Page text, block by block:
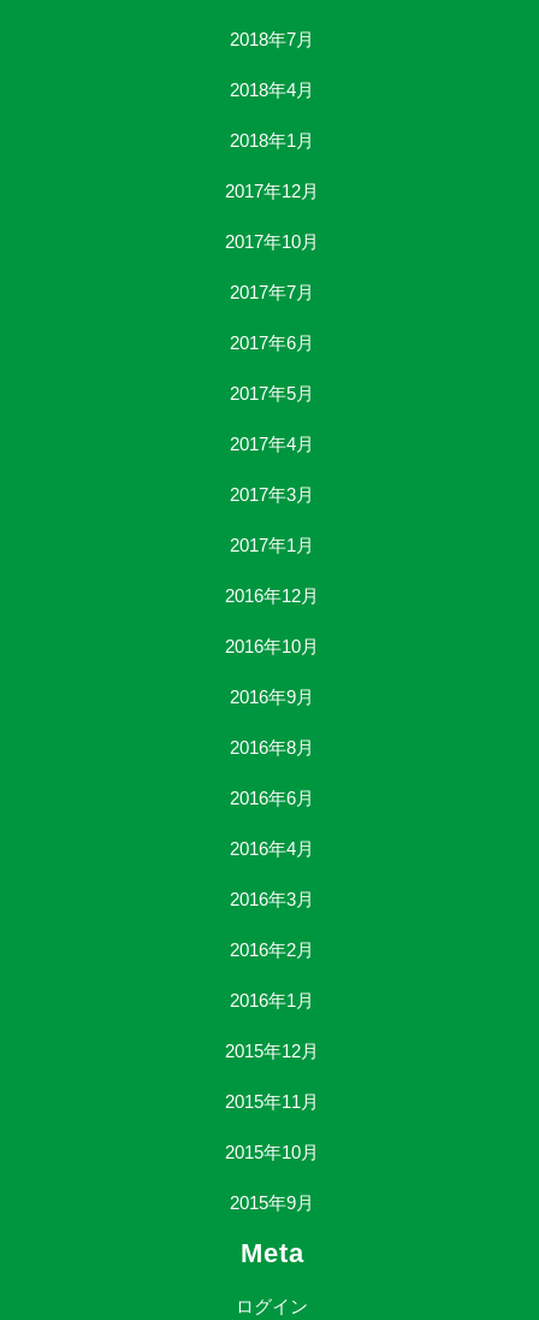
2018年7月
2018年4月
2018年1月
2017年12月
2017年10月
2017年7月
2017年6月
2017年5月
2017年4月
2017年3月
2017年1月
2016年12月
2016年10月
2016年9月
2016年8月
2016年6月
2016年4月
2016年3月
2016年2月
2016年1月
2015年12月
2015年11月
2015年10月
2015年9月
Meta
ログイン